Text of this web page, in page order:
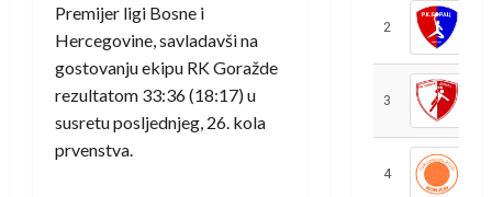
Premijer ligi Bosne i
Hercegovine, savladavši na
gostovanju ekipu RK Goražde
rezultatom 33:36 (18:17) u
susretu posljednjeg, 26. kola
prvenstva.
2
3
4